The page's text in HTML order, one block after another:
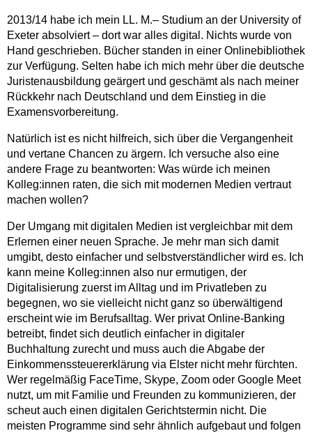
2013/14 habe ich mein LL. M.– Studium an der University of
Exeter absolviert – dort war alles digital. Nichts wurde von
Hand geschrieben. Bücher standen in einer Onlinebibliothek
zur Verfügung. Selten habe ich mich mehr über die deutsche
Juristenausbildung geärgert und geschämt als nach meiner
Rückkehr nach Deutschland und dem Einstieg in die
Examensvorbereitung.
Natürlich ist es nicht hilfreich, sich über die Vergangenheit
und vertane Chancen zu ärgern. Ich versuche also eine
andere Frage zu beantworten: Was würde ich meinen
Kolleg:innen raten, die sich mit modernen Medien vertraut
machen wollen?
Der Umgang mit digitalen Medien ist vergleichbar mit dem
Erlernen einer neuen Sprache. Je mehr man sich damit
umgibt, desto einfacher und selbstverständlicher wird es. Ich
kann meine Kolleg:innen also nur ermutigen, der
Digitalisierung zuerst im Alltag und im Privatleben zu
begegnen, wo sie vielleicht nicht ganz so überwältigend
erscheint wie im Berufsalltag. Wer privat Online-Banking
betreibt, findet sich deutlich einfacher in digitaler
Buchhaltung zurecht und muss auch die Abgabe der
Einkommenssteuererklärung via Elster nicht mehr fürchten.
Wer regelmäßig FaceTime, Skype, Zoom oder Google Meet
nutzt, um mit Familie und Freunden zu kommunizieren, der
scheut auch einen digitalen Gerichtstermin nicht. Die
meisten Programme sind sehr ähnlich aufgebaut und folgen